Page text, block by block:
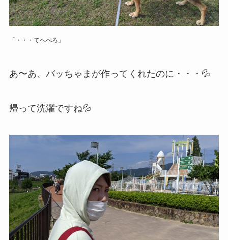
「・・・てへぺろ」
あ〜あ、バッちゃまが作ってくれたのに・・・💦
帰って洗濯ですね💦